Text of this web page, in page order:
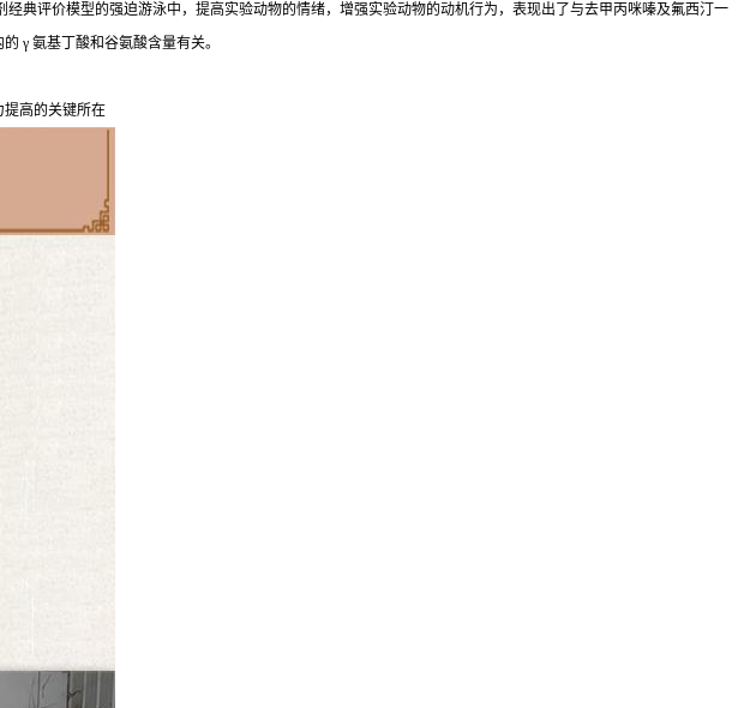
典评价模型的强迫游泳中，提高实验动物的情绪，增强实验动物的动机行为，表现出了与去甲丙咪嗪及氟西汀一
γ 氨基丁酸和谷氨酸含量有关。
提高的关键所在